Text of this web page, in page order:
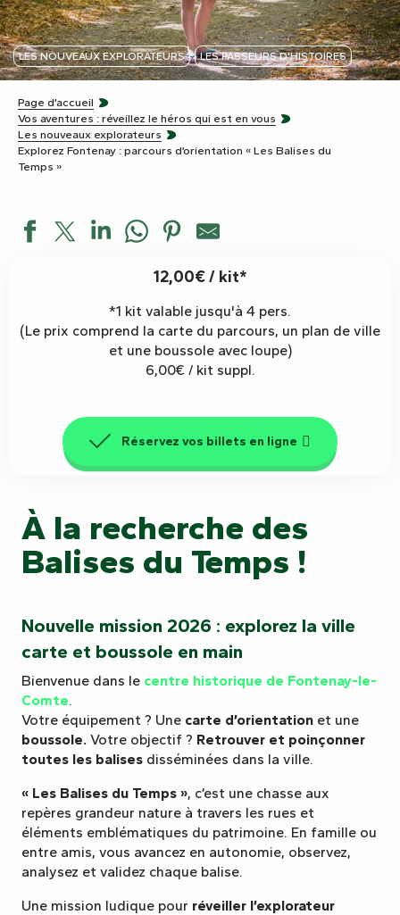
LES NOUVEAUX EXPLORATEURS LES PASSEURS D'HISTOIRES
Page d’accueil
Vos aventures : réveillez le héros qui est en vous
Les nouveaux explorateurs
Explorez Fontenay : parcours d’orientation « Les Balises du
Temps »
12,00€ / kit*
*1 kit valable jusqu'à 4 pers.
(Le prix comprend la carte du parcours, un plan de ville
et une boussole avec loupe)
6,00€ / kit suppl.
Réservez vos billets en ligne
À la recherche des
Balises du Temps !
Nouvelle mission 2026 : explorez la ville
carte et boussole en main
Bienvenue dans le centre historique de Fontenay-le-
Comte.
Votre équipement ? Une carte d’orientation et une
boussole. Votre objectif ? Retrouver et poinçonner
toutes les balises disséminées dans la ville.
« Les Balises du Temps », c’est une chasse aux
repères grandeur nature à travers les rues et
éléments emblématiques du patrimoine. En famille ou
entre amis, vous avancez en autonomie, observez,
analysez et validez chaque balise.
Une mission ludique pour réveiller l’explorateur